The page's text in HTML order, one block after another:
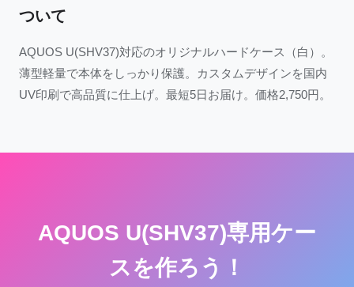
ついて
AQUOS U(SHV37)対応のオリジナルハードケース（白）。
薄型軽量で本体をしっかり保護。カスタムデザインを国内
UV印刷で高品質に仕上げ。最短5日お届け。価格2,750円。
AQUOS U(SHV37)専用ケー
スを作ろう！